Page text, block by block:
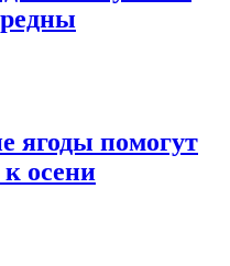
ягоды помогут
осени